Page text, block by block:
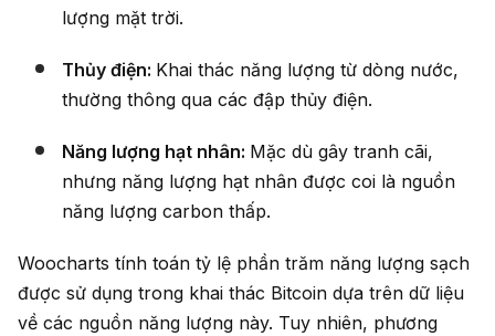
lượng mặt trời.
Thủy điện: Khai thác năng lượng từ dòng nước,
thường thông qua các đập thủy điện.
Năng lượng hạt nhân: Mặc dù gây tranh cãi,
nhưng năng lượng hạt nhân được coi là nguồn
năng lượng carbon thấp.
Woocharts tính toán tỷ lệ phần trăm năng lượng sạch
được sử dụng trong khai thác Bitcoin dựa trên dữ liệu
về các nguồn năng lượng này. Tuy nhiên, phương